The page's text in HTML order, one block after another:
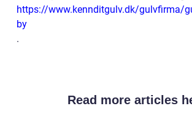
https://www.kennditgulv.dk/gulvfirma/
by
.
Read more articles